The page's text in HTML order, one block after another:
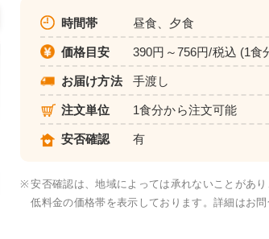
元気旬菜・元気旬菜プラス
時間帯 昼食、夕食
価格目安 390円～756円/税込 (1食
お届け方法 手渡し
注文単位 1食分から注文可能
安否確認 有
※ 安否確認は、地域によっては承れないことがあ
低料金の価格帯を表示しております。詳細はお